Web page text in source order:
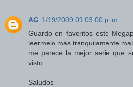
AG 1/19/2009 09:03:00 p. m.
Guardo en favoritos este
leermelo más tranquilamente
me parece la mejor serie que
visto.
Saludos